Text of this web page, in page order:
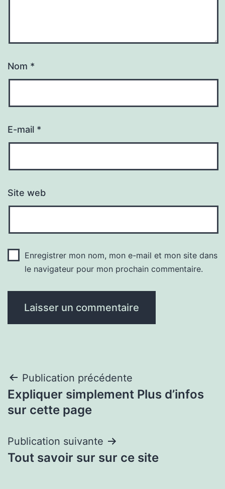
Nom *
E-mail *
Site web
Enregistrer mon nom, mon e-mail et mon site dans
le navigateur pour mon prochain commentaire.
Navigation
de
Publication précédente
Expliquer simplement Plus d’infos
sur cette page
Publication suivante
Tout savoir sur sur ce site